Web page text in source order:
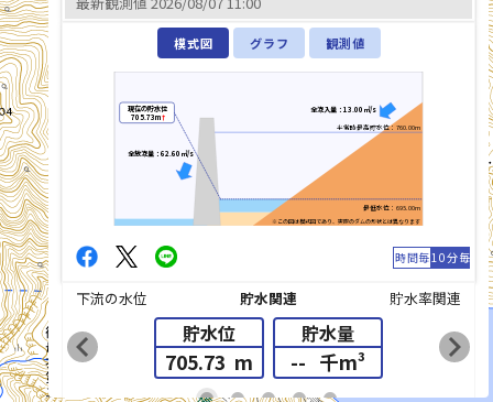
list_alt
模式図 グラフ 観測値
※この図は模式図であり、実際のダムの形状とは異なります
平常時最高貯水位：760.00m
最低水位：695.00m
現在の貯水位
705.73m↑
全流入量：13.00㎥/s
全放流量：62.60㎥/s
時間毎10分毎
下流の水位 貯水関連 貯水率関連
貯水位
705.73 m
貯水量
-- 千m³
chevron_left chevron_right